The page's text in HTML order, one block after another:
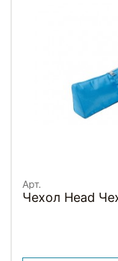
Арт.
Чехол Head